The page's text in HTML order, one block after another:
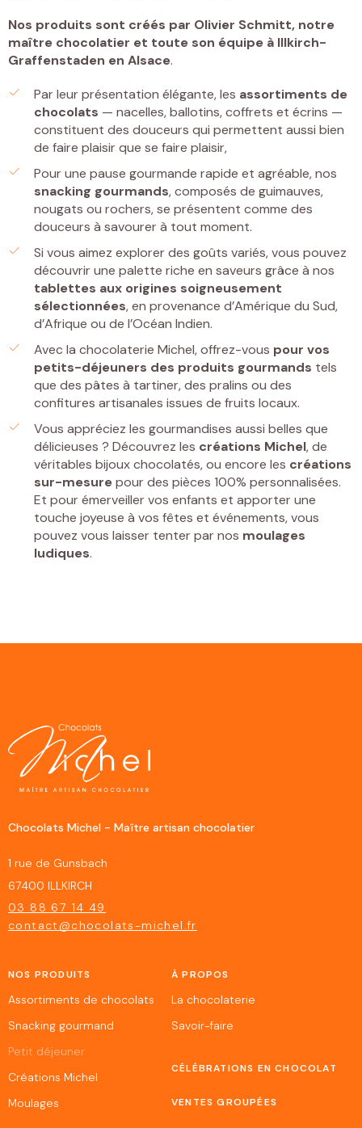
Nos produits sont créés par Olivier Schmitt, notre
maître chocolatier et toute son équipe à Illkirch-
Graffenstaden en Alsace.
Par leur présentation élégante, les assortiments de
chocolats — nacelles, ballotins, coffrets et écrins —
constituent des douceurs qui permettent aussi bien
de faire plaisir que se faire plaisir,
Pour une pause gourmande rapide et agréable, nos
snacking gourmands, composés de guimauves,
nougats ou rochers, se présentent comme des
douceurs à savourer à tout moment.
Si vous aimez explorer des goûts variés, vous pouvez
découvrir une palette riche en saveurs grâce à nos
tablettes aux origines soigneusement
sélectionnées, en provenance d’Amérique du Sud,
d’Afrique ou de l’Océan Indien.
Avec la chocolaterie Michel, offrez-vous pour vos
petits-déjeuners des produits gourmands tels
que des pâtes à tartiner, des pralins ou des
confitures artisanales issues de fruits locaux.
Vous appréciez les gourmandises aussi belles que
délicieuses ? Découvrez les créations Michel, de
véritables bijoux chocolatés, ou encore les créations
sur-mesurepour des pièces 100% personnalisées.
Et pour émerveiller vos enfants et apporter une
touche joyeuse à vos fêtes et événements, vous
pouvez vous laisser tenter par nos moulages
ludiques.
Chocolats Michel - Maître artisan chocolatier
1 rue de Gunsbach
67400 ILLKIRCH
03 88 67 14 49
contact@chocolats-michel.fr
NOS PRODUITS
Assortiments de chocolats
Snacking gourmand
Petit déjeuner
Créations Michel
Moulages
À PROPOS
La chocolaterie
Savoir-faire
CÉLÉBRATIONS EN CHOCOLAT
VENTES GROUPÉES